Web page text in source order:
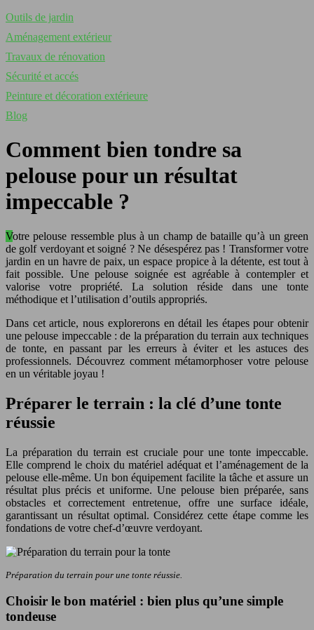
Outils de jardin
Aménagement extérieur
Travaux de rénovation
Sécurité et accés
Peinture et décoration extérieure
Blog
Comment bien tondre sa
pelouse pour un résultat
impeccable ?
Votre pelouse ressemble plus à un champ de bataille qu’à un green
de golf verdoyant et soigné ? Ne désespérez pas ! Transformer votre
jardin en un havre de paix, un espace propice à la détente, est tout à
fait possible. Une pelouse soignée est agréable à contempler et
valorise votre propriété. La solution réside dans une tonte
méthodique et l’utilisation d’outils appropriés.
Dans cet article, nous explorerons en détail les étapes pour obtenir
une pelouse impeccable : de la préparation du terrain aux techniques
de tonte, en passant par les erreurs à éviter et les astuces des
professionnels. Découvrez comment métamorphoser votre pelouse
en un véritable joyau !
Préparer le terrain : la clé d’une tonte
réussie
La préparation du terrain est cruciale pour une tonte impeccable.
Elle comprend le choix du matériel adéquat et l’aménagement de la
pelouse elle-même. Un bon équipement facilite la tâche et assure un
résultat plus précis et uniforme. Une pelouse bien préparée, sans
obstacles et correctement entretenue, offre une surface idéale,
garantissant un résultat optimal. Considérez cette étape comme les
fondations de votre chef-d’œuvre verdoyant.
Préparation du terrain pour une tonte réussie.
Choisir le bon matériel : bien plus qu’une simple
tondeuse